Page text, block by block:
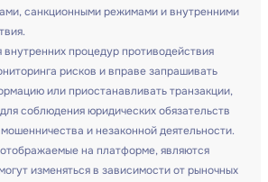
санкционными режимами и внутренними
процедур противодействия
рисков и вправе запрашивать
или приостанавливать транзакции,
соблюдения юридических обязательств
и незаконной деятельности.
на платформе, являются
изменяться в зависимости от рыночных